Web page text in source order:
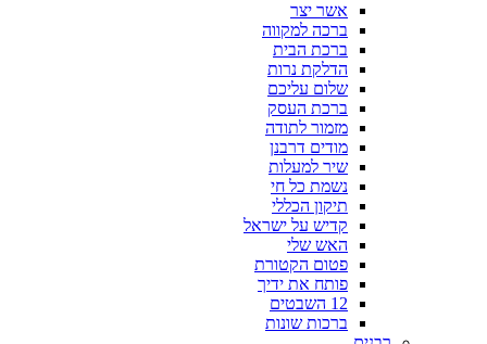
אשר יצר
ברכה למקווה
ברכת הבית
הדלקת נרות
שלום עליכם
ברכת העסק
מזמור לתודה
מודים דרבנן
שיר למעלות
נשמת כל חי
תיקון הכללי
קדיש על ישראל
האש שלי
פטום הקטורת
פותח את ידיך
12 השבטים
ברכות שונות